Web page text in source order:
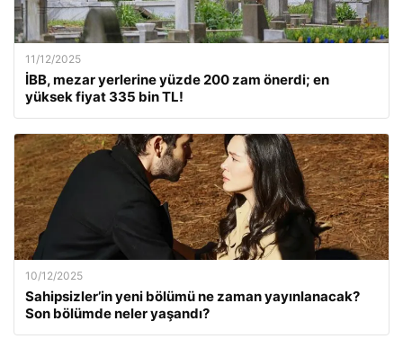
11/12/2025
İBB, mezar yerlerine yüzde 200 zam önerdi; en
yüksek fiyat 335 bin TL!
10/12/2025
Sahipsizler’in yeni bölümü ne zaman yayınlanacak?
Son bölümde neler yaşandı?